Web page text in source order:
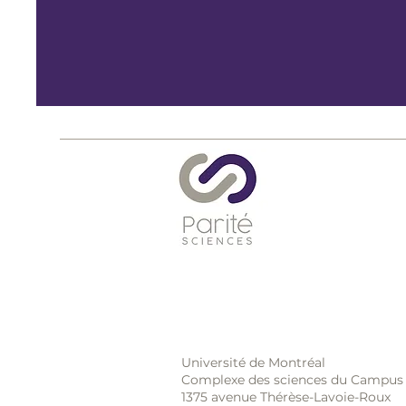
Université de Montréal
Complexe des sciences du Campus
1375 avenue Thérèse-Lavoie-Roux